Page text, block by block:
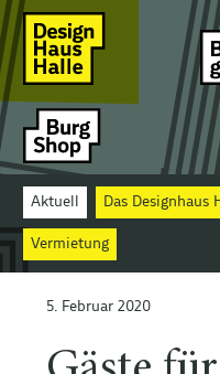
Aktuell Das Designhaus
Vermietung
5. Februar 2020